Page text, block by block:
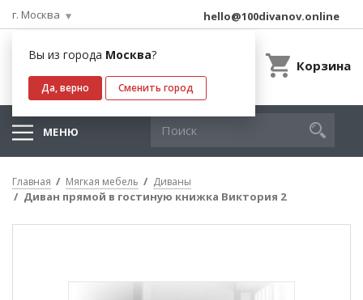
г. Москва
Вы из города Москва?
Да, верно Сменить город
hello@100divanov.online
Корзина
МЕНЮ
Главная Мягкая мебель Диваны
Диван прямой в гостиную книжка Виктория 2